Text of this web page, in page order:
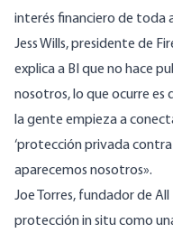
interés financiero de toda
Jess Wills, presidente de
explica a BI que no hace
nosotros, lo que ocurre es
la gente empieza a
‘protección privada contra
aparecemos nosotros».
Joe Torres, fundador de
protección in situ como